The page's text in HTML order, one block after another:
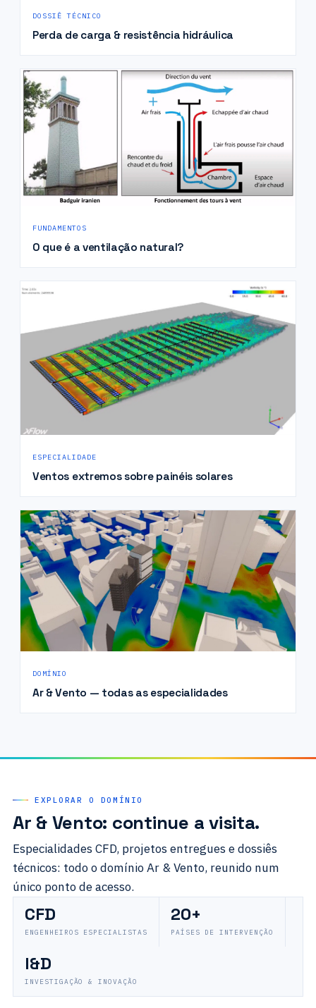
DOSSIÊ TÉCNICO
Perda de carga & resistência hidráulica
FUNDAMENTOS
O que é a ventilação natural?
ESPECIALIDADE
Ventos extremos sobre painéis solares
DOMÍNIO
Ar & Vento — todas as especialidades
EXPLORAR O DOMÍNIO
Ar & Vento: continue a visita.
Especialidades CFD, projetos entregues e dossiês
técnicos: todo o domínio Ar & Vento, reunido num
único ponto de acesso.
CFD
ENGENHEIROS ESPECIALISTAS
20+
PAÍSES DE INTERVENÇÃO
I&D
INVESTIGAÇÃO & INOVAÇÃO